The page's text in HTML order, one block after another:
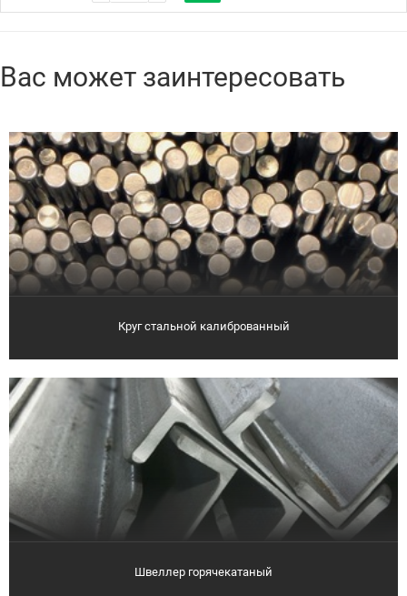
Вас может заинтересовать
Круг стальной калиброванный
Швеллер горячекатаный